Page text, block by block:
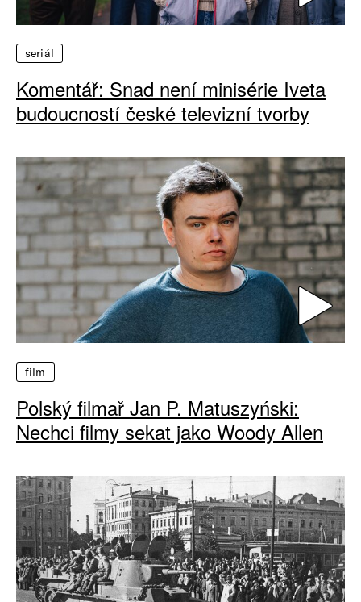
seriál
Komentář: Snad není minisérie Iveta
budoucností české televizní tvorby
film
Polský filmař Jan P. Matuszyński:
Nechci filmy sekat jako Woody Allen